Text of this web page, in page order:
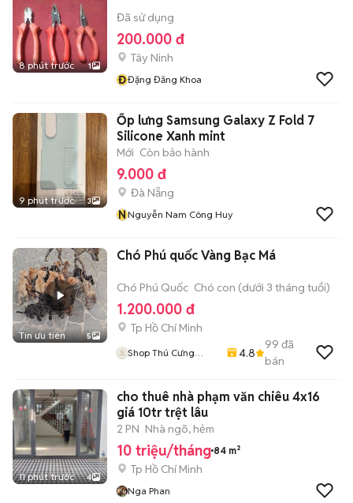
8 phút trước 1
Đã sử dụng
200.000 đ
Tây Ninh
ĐĐặng Đăng Khoa
9 phút trước 3
Ốp lưng Samsung Galaxy Z Fold 7
Silicone Xanh mint
Mới Còn bảo hành
9.000 đ
Đà Nẵng
NNguyễn Nam Công Huy
Tin ưu tiên 5
Chó Phú quốc Vàng Bạc Má
Chó Phú Quốc Chó con (dưới 3 tháng tuổi)
1.200.000 đ
Tp Hồ Chí Minh
Shop Thú Cưng
4.8
99 đã
bán
11 phút trước 4
cho thuê nhà phạm văn chiêu 4x16
giá 10tr trệt lâu
2 PN Nhà ngõ, hẻm
10 triệu/tháng 84 m²
Tp Hồ Chí Minh
Nga Phan